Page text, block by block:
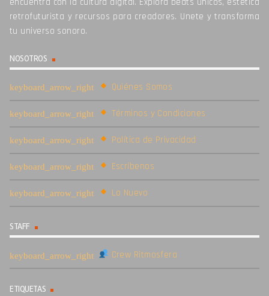
retrofuturista y recursos para creadores. Unete y transforma
tu universo sonoro.
NOSOTROS
Quiénes Somos
Términos y Condiciones
Política de Privacidad
Escríbenos
Lo Nuevo
STAFF
Crew Ritmosfera
ETIQUETAS